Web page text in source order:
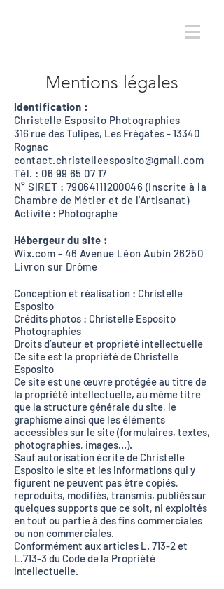
Mentions légales
Identification :
Christelle Esposito Photographies
316 rue des Tulipes, Les Frégates - 13340
Rognac
contact.christelleesposito@gmail.com
Tél. : 06 99 65 07 17
N° SIRET : 79064111200046 (Inscrite à la
Chambre de Métier et de l'Artisanat)
Activité : Photographe
Hébergeur du site :
Wix.com - 46 Avenue Léon Aubin 26250
Livron sur Drôme
Conception et réalisation : Christelle
Esposito
Crédits photos : Christelle Esposito
Photographies
Droits d’auteur et propriété intellectuelle
Ce site est la propriété de Christelle
Esposito
Ce site est une œuvre protégée au titre de
la propriété intellectuelle, au même titre
que la structure générale du site, le
graphisme ainsi que les éléments
accessibles sur le site (formulaires, textes,
photographies, images…).
Sauf autorisation écrite de Christelle
Esposito le site et les informations qui y
figurent ne peuvent pas être copiés,
reproduits, modifiés, transmis, publiés sur
quelques supports que ce soit, ni exploités
en tout ou partie à des fins commerciales
ou non commerciales.
Conformément aux articles L. 713-2 et
L.713-3 du Code de la Propriété
Intellectuelle.